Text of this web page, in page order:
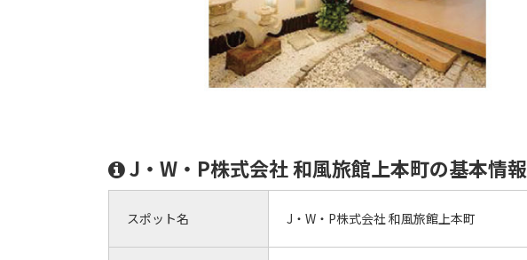
J・W・P株式会社 和風旅館上本町の基本情報
スポット名 J・W・P株式会社 和風旅館上本町